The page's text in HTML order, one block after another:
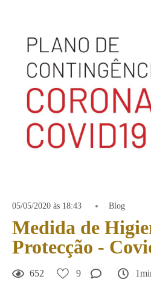
05/05/2020 às 18:43 Blog
Medida de
Protecção -
652 9